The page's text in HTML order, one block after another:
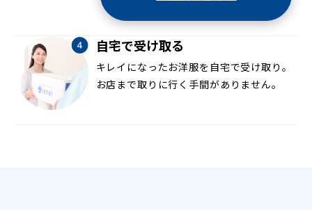
自宅で受け取る
キレイになったお洋服を自宅で受け取り。
お店まで取りに行く手間がありません。